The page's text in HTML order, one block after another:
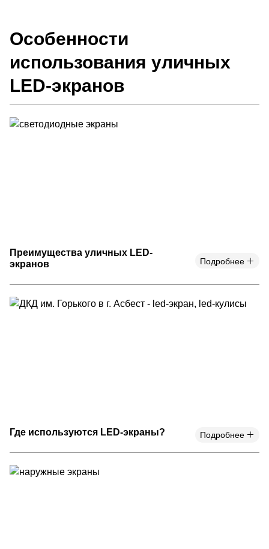
Особенности
использования уличных
LED-экранов
Преимущества уличных LED-
экранов
Подробнее
Где используются LED-экраны? Подробнее